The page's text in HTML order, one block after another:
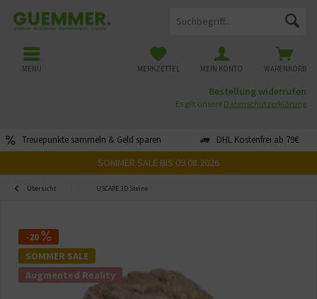
Treuepunkte sammeln & Geld sparen DHL Kostenfrei ab 79€
WARENKORB
MERKZETTEL MEIN KONTO
MENÜ
Bestellung widerrufen
Es gilt unsere Datenschutzerklärung
SOMMER SALE BIS 09.08.2026
Übersicht USCAPE 3D Steine
-20
SOMMER SALE
Augmented Reality